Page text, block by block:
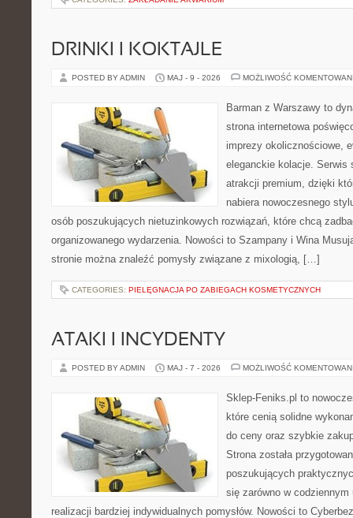
DRINKI I KOKTAJLE
POSTED BY ADMIN MAJ - 9 - 2026 MOŻLIWOŚĆ
Barman z Warszawy to
strona internetowa
imprezy okolicznościowe,
eleganckie kolacje. Serwis
atrakcji premium, dzięki
nabiera nowoczesnego
osób poszukujących nietuzinkowych rozwiązań, które chcą
organizowanego wydarzenia. Nowości to Szampany i Wina
stronie można znaleźć pomysły związane z mixologią, […]
CATEGORIES: PIELĘGNACJA PO ZABIEGACH KOSMETYCZNYCH
ATAKI I INCYDENTY
POSTED BY ADMIN MAJ - 7 - 2026 MOŻLIWOŚĆ
Sklep-Feniks.pl to
które cenią solidne
do ceny oraz szybkie
Strona została
poszukujących
się zarówno w
realizacji bardziej indywidualnych pomysłów. Nowości to